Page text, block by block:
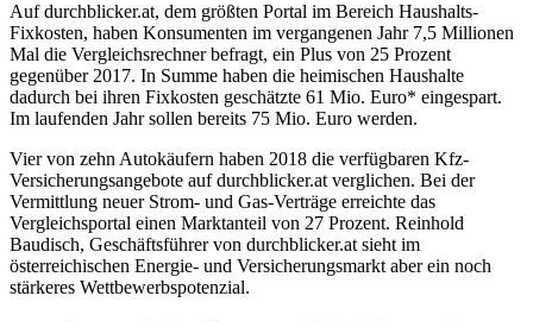
Auf durchblicker.at, dem größten Portal im Bereich Haushalts-
Fixkosten, haben Konsumenten im vergangenen Jahr 7,5 Millionen
Mal die Vergleichsrechner befragt, ein Plus von 25 Prozent
gegenüber 2017. In Summe haben die heimischen Haushalte
dadurch bei ihren Fixkosten geschätzte 61 Mio. Euro* eingespart.
Im laufenden Jahr sollen bereits 75 Mio. Euro werden.
Vier von zehn Autokäufern haben 2018 die verfügbaren Kfz-
Versicherungsangebote auf durchblicker.at verglichen. Bei der
Vermittlung neuer Strom- und Gas-Verträge erreichte das
Vergleichsportal einen Marktanteil von 27 Prozent. Reinhold
Baudisch, Geschäftsführer von durchblicker.at sieht im
österreichischen Energie- und Versicherungsmarkt aber ein noch
stärkeres Wettbewerbspotenzial.